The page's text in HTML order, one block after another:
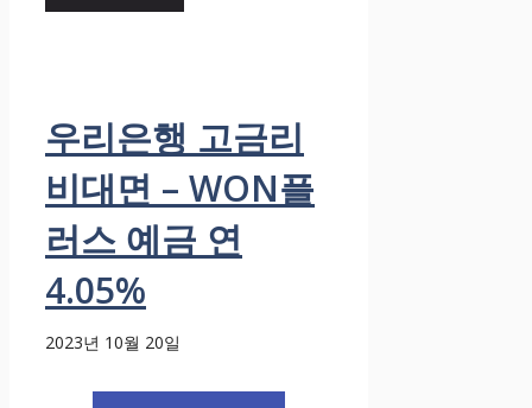
우리은행 고금리
비대면 – WON플
러스 예금 연
4.05%
2023년 10월 20일